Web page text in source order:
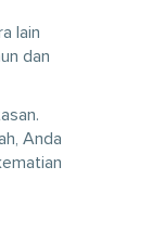
lain
dan
Anda